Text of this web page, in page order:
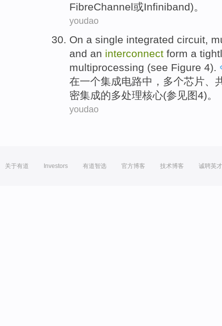
FibreChannel或Infiniband)。
youdao
On a single integrated circuit,
and an interconnect form a
multiprocessing (see Figure 4).
在一个集成电路中 ， 多个芯片、
密集成的多处理核心(参见图4)。
youdao
关于有道 Investors 有道智选 官方博客 技术博客 诚聘英才